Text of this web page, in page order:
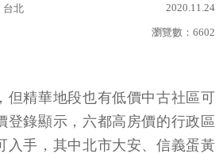
台北 2020.11.24
瀏覽數： 6602
但精華地段也有低價中古社區可
登錄顯示，六都高房價的行政區
入手，其中北市大安、信義蛋黃